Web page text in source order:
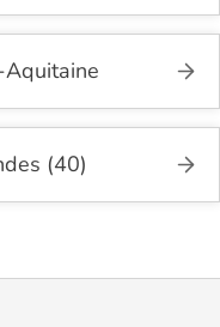
Aquitaine
(40)